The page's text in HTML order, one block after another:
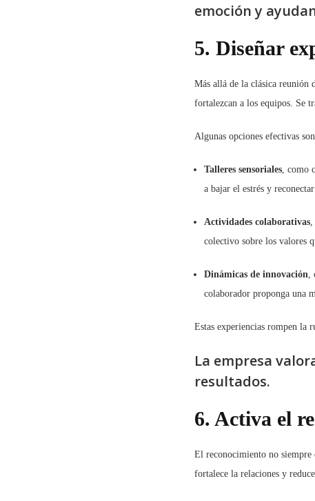
emoción y
5. Diseñar
Más allá de la clásica reunión
fortalezcan a los equipos. Se
Algunas opciones efectivas
Talleres sensoriales , como
a bajar el estrés y
Actividades colaborativas
colectivo sobre los valores
Dinámicas de innovación
colaborador proponga una
Estas experiencias rompen la
La empresa
resultados.
6. Activa el
El reconocimiento no siempre
fortalece la relaciones y